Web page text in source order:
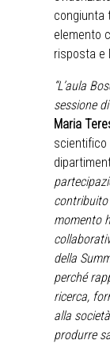
congiunta
elemento
risposta e
“L’aula
sessione
Maria
scientifico
momento
della
perché
ricerca,
alla
produrre